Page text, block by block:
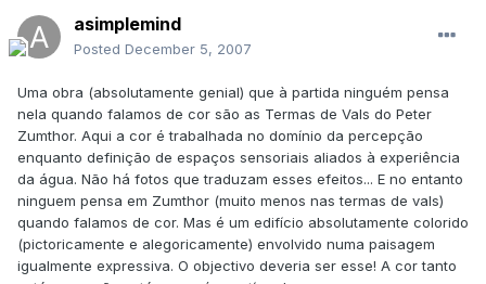
asimplemind
Posted December 5, 2007
Uma obra (absolutamente genial) que à partida ninguém pensa
nela quando falamos de cor são as Termas de Vals do Peter
Zumthor. Aqui a cor é trabalhada no domínio da percepção
enquanto definição de espaços sensoriais aliados à experiência
da água. Não há fotos que traduzam esses efeitos... E no entanto
ninguem pensa em Zumthor (muito menos nas termas de vals)
quando falamos de cor. Mas é um edifício absolutamente colorido
(pictoricamente e alegoricamente) envolvido numa paisagem
igualmente expressiva. O objectivo deveria ser esse! A cor tanto